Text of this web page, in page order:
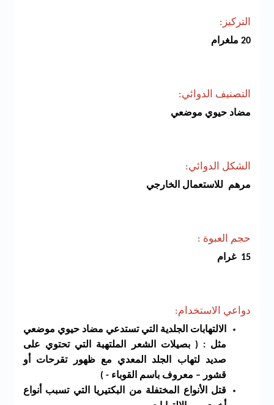
التركيز:
20 ملغرام
التصنيف الدوائي:
مضاد حيوي موضعي
الشكل الدوائي:
مرهم للاستعمال الخارجي
حجم العبوة :
15 غرام
دواعي الاستخدام:
الالتهابات الجلدية التي تستدعي مضاد حيوي موضعي
مثل : ( بصيلات الشعر الملتهبة التي تحتوي على
صديد لتهاب الجلد المعدي مع ظهور تقرحات أو
قشور – معروف باسم القوباء - )
قتل الأنواع المختفلة من البكتيريا التي تسبب أنواع